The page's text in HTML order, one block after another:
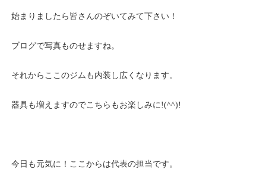
始まりましたら皆さんのぞいてみて下さい！
ブログで写真ものせますね。
それからここのジムも内装し広くなります。
器具も増えますのでこちらもお楽しみに!(^^)!
今日も元気に！ここからは代表の担当です。